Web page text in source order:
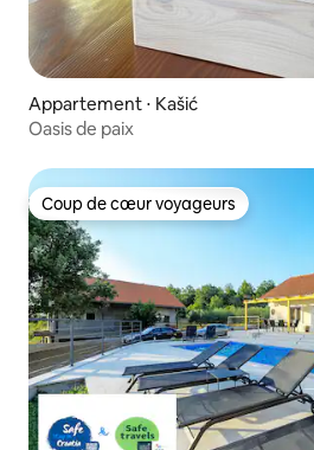
Appartement ⋅ Kašić
Oasis de paix
Coup de cœur voyageurs
Coup de cœur voyageurs